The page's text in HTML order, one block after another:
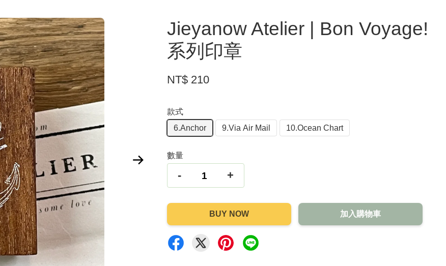
Jieyanow Atelier | Bon Voyage!
系列印章
NT$ 210
款式
6.Anchor
9.Via Air Mail 10.Ocean Chart
數量
- +
BUY NOW 加入購物車